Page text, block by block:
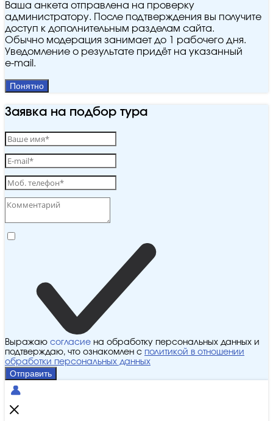
Ваша анкета отправлена на проверку
администратору. После подтверждения вы получите
доступ к дополнительным разделам сайта.
Обычно модерация занимает до 1 рабочего дня.
Уведомление о результате придёт на указанный
e‑mail.
Понятно
Заявка на подбор тура
Выражаю согласие на обработку персональных данных и
подтверждаю, что ознакомлен с политикой в отношении
обработки персональных данных
Отправить